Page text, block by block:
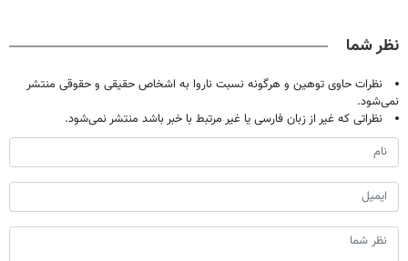
با40%تخفیف)
نظر شما
نظرات حاوی توهین و هرگونه نسبت ناروا به اشخاص حقیقی و حقوقی منتشر
نمی‌شود.
نظراتی که غیر از زبان فارسی یا غیر مرتبط با خبر باشد منتشر نمی‌شود.